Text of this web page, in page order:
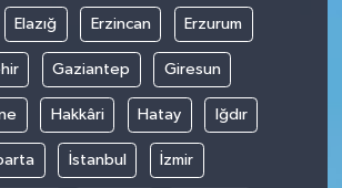
Elazığ Erzincan Erzurum
Gaziantep Giresun
Hakkâri Hatay Iğdır
İstanbul İzmir